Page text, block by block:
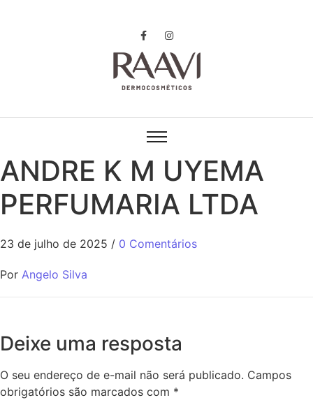
ANDRE K M UYEMA
PERFUMARIA LTDA
23 de julho de 2025 / 0 Comentários
Por Angelo Silva
Deixe uma resposta
O seu endereço de e-mail não será publicado. Campos
obrigatórios são marcados com *